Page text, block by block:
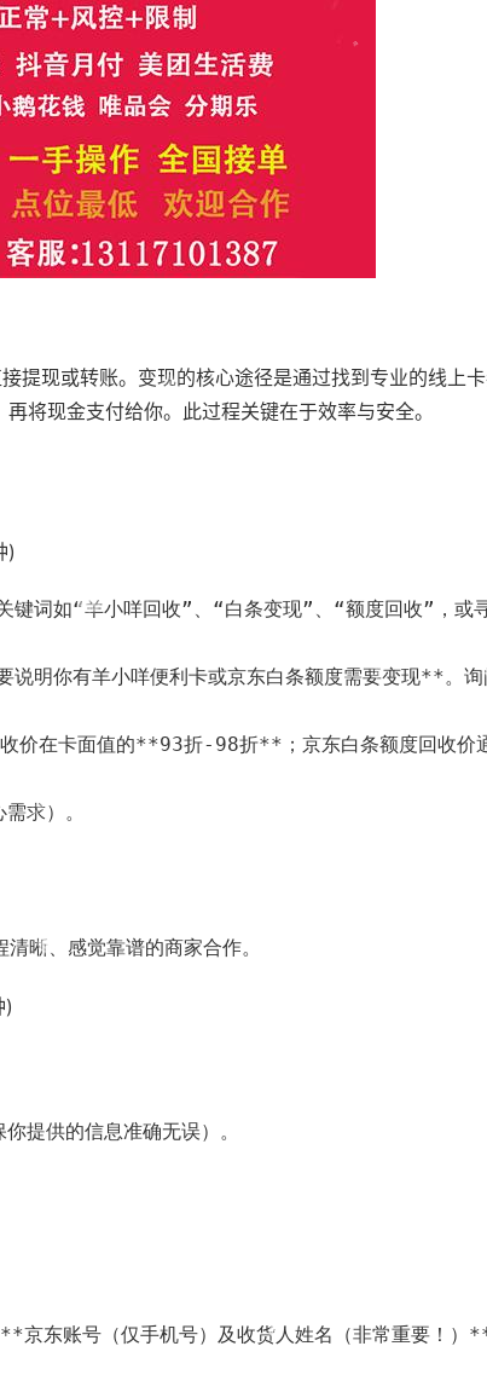
提现或转账。变现的核心途径是通过找到专业的线上
将现金支付给你。此过程关键在于效率与安全。
)
词如“羊小咩回收”、“白条变现”、“额度回收”，或
你有羊小咩便利卡或京东白条额度需要变现**。询
卡面值的**93折-98折**；京东白条额度回收价
求）。
、感觉靠谱的商家合作。
)
供的信息准确无误）。
账号（仅手机号）及收货人姓名（非常重要！）**